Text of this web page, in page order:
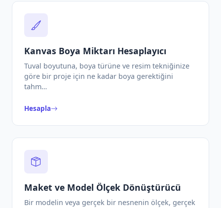
Kanvas Boya Miktarı Hesaplayıcı
Tuval boyutuna, boya türüne ve resim tekniğinize
göre bir proje için ne kadar boya gerektiğini
tahm…
Hesapla
Maket ve Model Ölçek Dönüştürücü
Bir modelin veya gerçek bir nesnenin ölçek, gerçek